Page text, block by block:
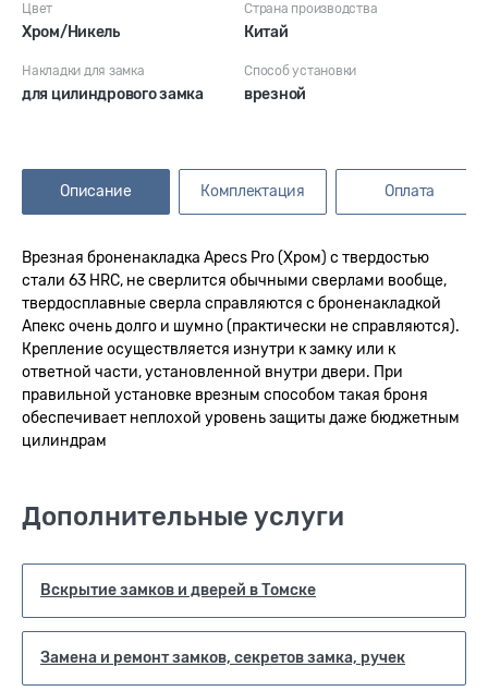
Цвет
Хром/Никель
Страна производства
Китай
Накладки для замка
для цилиндрового замка
Способ установки
врезной
Описание Комплектация Оплата
Врезная броненакладка Apecs Pro (Хром) с твердостью
стали 63 HRC, не сверлится обычными сверлами вообще,
твердосплавные сверла справляются с броненакладкой
Апекс очень долго и шумно (практически не справляются).
Крепление осуществляется изнутри к замку или к
ответной части, установленной внутри двери. При
правильной установке врезным способом такая броня
обеспечивает неплохой уровень защиты даже бюджетным
цилиндрам
Дополнительные услуги
Вскрытие замков и дверей в Томске
Замена и ремонт замков, секретов замка, ручек